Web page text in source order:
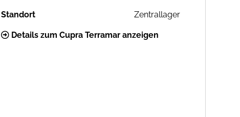
Standort Zentrallager
Details zum Cupra Terramar anzeigen